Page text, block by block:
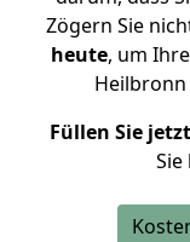
Zögern Sie
heute, um
Heilbronn
Füllen Sie